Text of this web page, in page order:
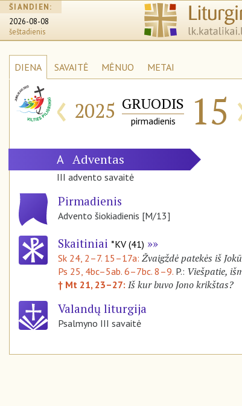
ŠIANDIEN:
2026-08-08
šeštadienis
DIENA SAVAITĖ MĖNUO METAI
‹ 2025 GRUODIS
pirmadienis 15
A Adventas
III advento savaitė
Pirmadienis
Advento šiokiadienis [M/13]
Skaitiniai *KV (41)
Sk 24, 2–7. 15–17a: Žvaigždė patekės iš
Ps 25, 4bc–5ab. 6–7bc. 8–9. P.: Viešpatie,
† Mt 21, 23–27: Iš kur buvo Jono krikštas?
Valandų liturgija
Psalmyno III savaitė